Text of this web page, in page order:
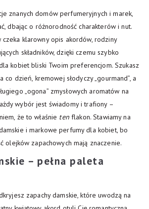
znanych domów perfumeryjnych i marek,
dbając o różnorodność charakterów i nut.
klarowny opis akordów, rodziny
składników, dzięki czemu szybko
kobiet bliski Twoim preferencjom. Szukasz
dzień, kremowej słodyczy „gourmand”, a
„ogona” zmysłowych aromatów na
wybór jest świadomy i trafiony –
że to właśnie tenflakon. Stawiamy na
i markowe perfumy dla kobiet, bo
olejków zapachowych mają znaczenie.
– pełna paleta
zapachy damskie, które uwodzą na